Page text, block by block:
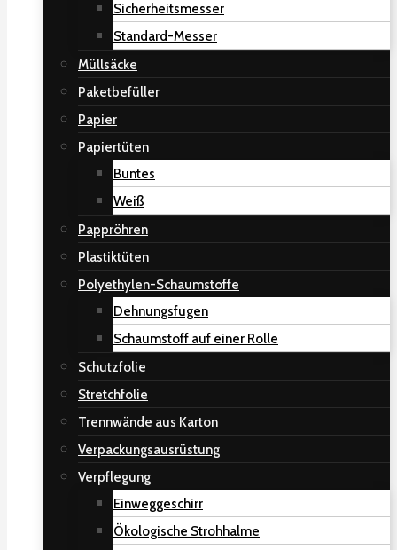
Sicherheitsmesser
Standard-Messer
Müllsäcke
Paketbefüller
Papier
Papiertüten
Buntes
Weiß
Pappröhren
Plastiktüten
Polyethylen-Schaumstoffe
Dehnungsfugen
Schaumstoff auf einer Rolle
Schutzfolie
Stretchfolie
Trennwände aus Karton
Verpackungsausrüstung
Verpflegung
Einweggeschirr
Ökologische Strohhalme